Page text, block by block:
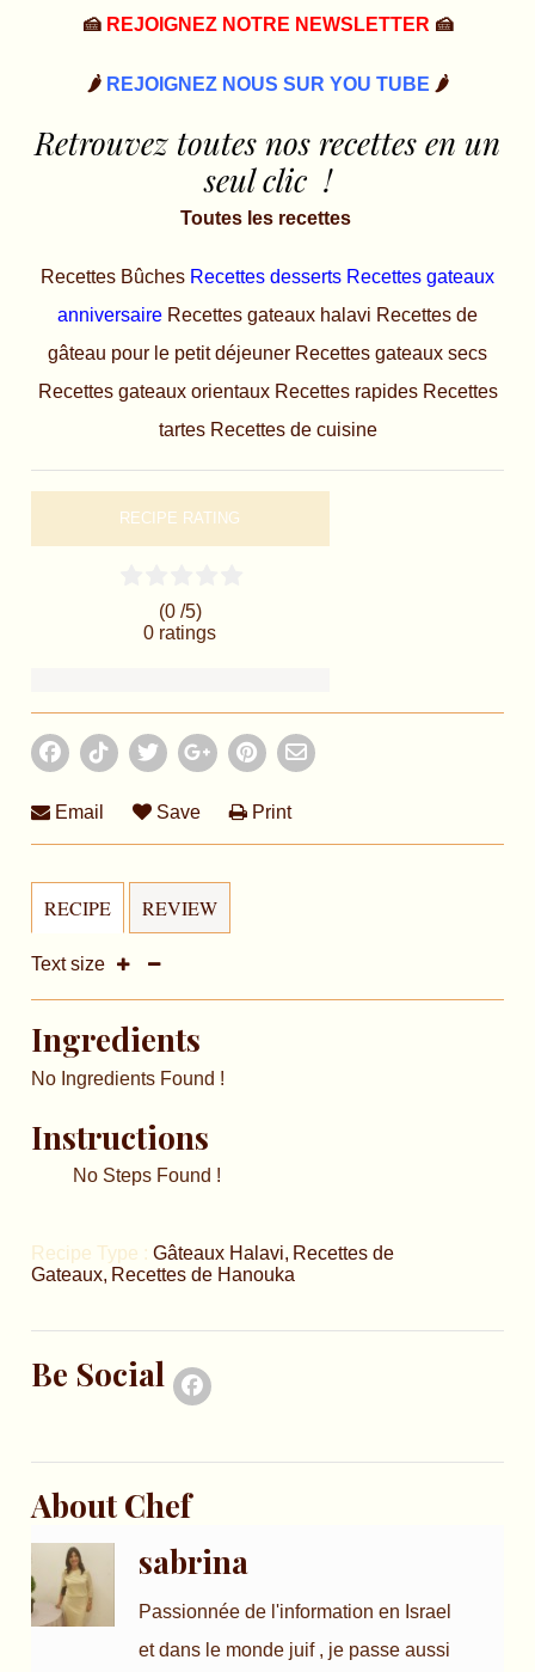
🍰 REJOIGNEZ NOTRE NEWSLETTER 🍰
🌶️ REJOIGNEZ NOUS SUR YOU TUBE 🌶️
Retrouvez toutes nos recettes en un
seul clic !
Toutes les recettes
Recettes Bûches Recettes desserts Recettes gateaux
anniversaire Recettes gateaux halavi Recettes de
gâteau pour le petit déjeuner Recettes gateaux secs
Recettes gateaux orientaux Recettes rapides Recettes
tartes Recettes de cuisine
RECIPE RATING
(0 /5)
0 ratings
Email Save Print
RECIPE REVIEW
Text size
Ingredients
No Ingredients Found !
Instructions
No Steps Found !
Recipe Type : Gâteaux Halavi Recettes de
Gateaux Recettes de Hanouka
Be Social
About Chef
sabrina
Passionnée de l'information en Israel
et dans le monde juif , je passe aussi